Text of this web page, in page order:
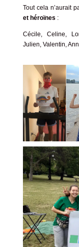
Tout cela n’aurait
et héroïnes :
Cécile, Celine,
Julien, Valentin,